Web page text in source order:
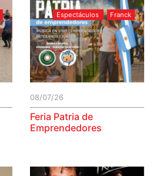
Espectáculos Franck
08/07/26
Feria Patria de
Emprendedores